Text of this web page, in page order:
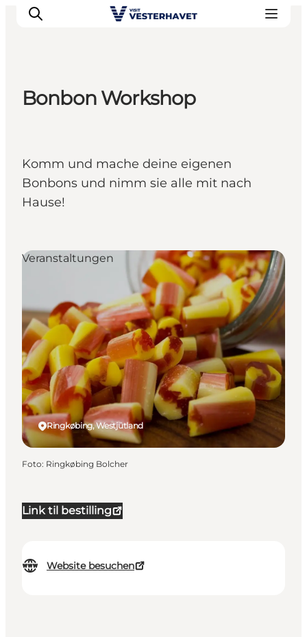
Unsere Städte
Essen & Übernachtung
Tickets kaufen
Bonbon Workshop
Komm und mache deine eigenen
Bonbons und nimm sie alle mit nach
Hause!
Link til bestilling
Website besuchen
Ringkøbing, Westjütland
Veranstaltungen
Foto: Ringkøbing Bolcher